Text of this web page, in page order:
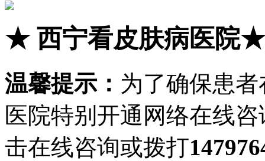
★西宁看皮肤病医院★
温馨提示： 为了确保患
医院特别开通网络在线
击在线咨询或拨打